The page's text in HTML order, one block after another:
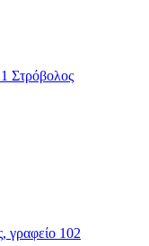
Στρόβολος
γραφείο 102